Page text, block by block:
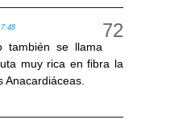
también se llama
muy rica en fibra la
Anacardiáceas.